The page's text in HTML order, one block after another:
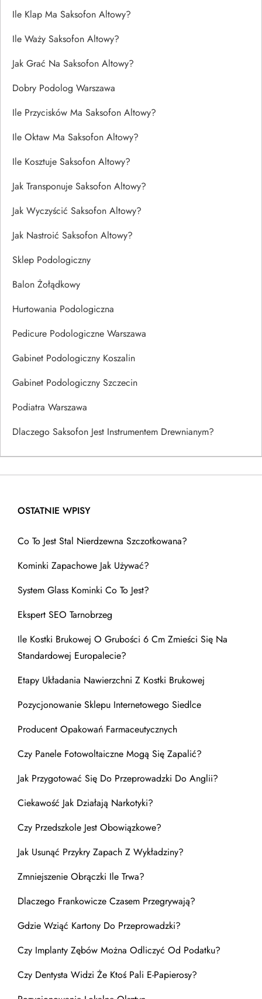
Ile Klap Ma Saksofon Altowy?
Ile Waży Saksofon Altowy?
Jak Grać Na Saksofon Altowy?
Dobry Podolog Warszawa
Ile Przycisków Ma Saksofon Altowy?
Ile Oktaw Ma Saksofon Altowy?
Ile Kosztuje Saksofon Altowy?
Jak Transponuje Saksofon Altowy?
Jak Wyczyścić Saksofon Altowy?
Jak Nastroić Saksofon Altowy?
Sklep Podologiczny
Balon Żołądkowy
Hurtowania Podologiczna
Pedicure Podologiczne Warszawa
Gabinet Podologiczny Koszalin
Gabinet Podologiczny Szczecin
Podiatra Warszawa
Dlaczego Saksofon Jest Instrumentem Drewnianym?
OSTATNIE WPISY
Co To Jest Stal Nierdzewna Szczotkowana?
Kominki Zapachowe Jak Używać?
System Glass Kominki Co To Jest?
Ekspert SEO Tarnobrzeg
Ile Kostki Brukowej O Grubości 6 Cm Zmieści Się Na
Standardowej Europalecie?
Etapy Układania Nawierzchni Z Kostki Brukowej
Pozycjonowanie Sklepu Internetowego Siedlce
Producent Opakowań Farmaceutycznych
Czy Panele Fotowoltaiczne Mogą Się Zapalić?
Jak Przygotować Się Do Przeprowadzki Do Anglii?
Ciekawość Jak Działają Narkotyki?
Czy Przedszkole Jest Obowiązkowe?
Jak Usunąć Przykry Zapach Z Wykładziny?
Zmniejszenie Obrączki Ile Trwa?
Dlaczego Frankowicze Czasem Przegrywają?
Gdzie Wziąć Kartony Do Przeprowadzki?
Czy Implanty Zębów Można Odliczyć Od Podatku?
Czy Dentysta Widzi Że Ktoś Pali E-Papierosy?